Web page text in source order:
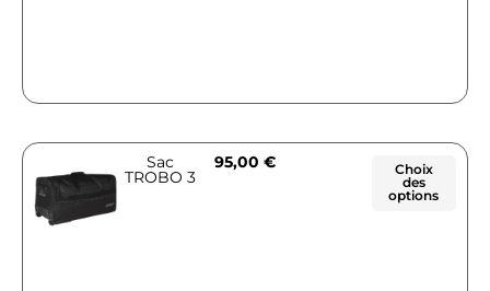
Sac
TROBO 3
95,00 €
Choix
des
options